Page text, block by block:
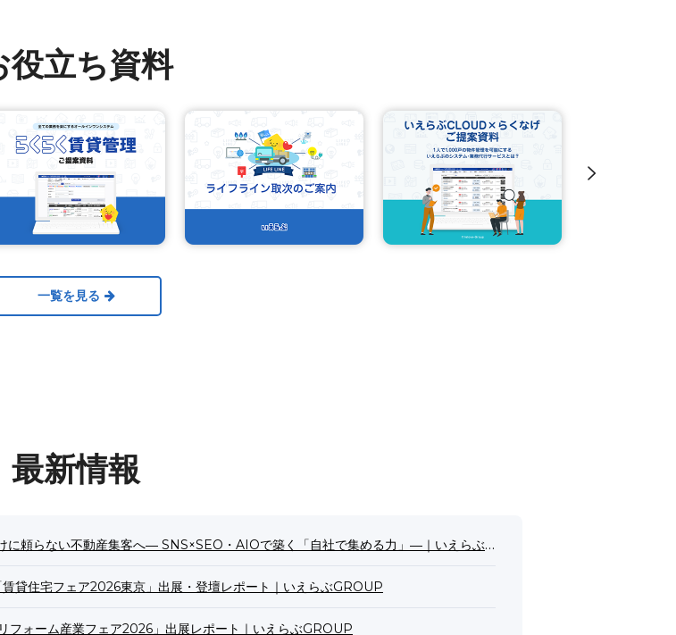
役立ち資料
一覧を見る
最新情報
頼らない不動産集客へ― SNS×SEO・AIOで築く「自社で集める力」―｜いえらぶGROUP
貸住宅フェア2026東京」出展・登壇レポート｜いえらぶGROUP
ォーム産業フェア2026」出展レポート｜いえらぶGROUP